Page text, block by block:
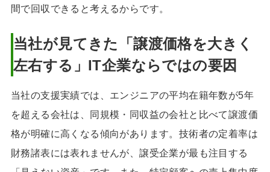
間で回収できると考えるからです。
当社が見てきた「譲渡価格を大きく
左右する」IT企業ならではの要因
当社の支援実績では、エンジニアの平均在籍年数が5年
を超える会社は、同規模・同収益の会社と比べて譲渡価
格が明確に高くなる傾向があります。技術者の定着率は
財務諸表には表れませんが、譲受企業が最も注目する